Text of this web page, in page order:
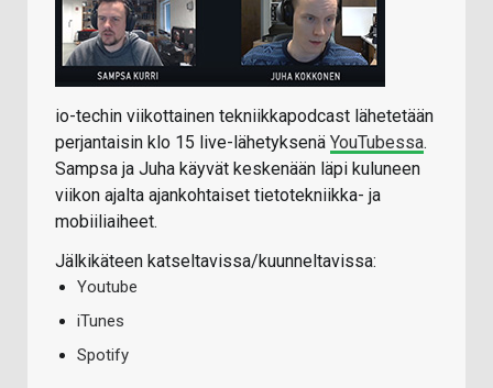
io-techin viikottainen tekniikkapodcast lähetetään
perjantaisin klo 15 live-lähetyksenä YouTubessa.
Sampsa ja Juha käyvät keskenään läpi kuluneen
viikon ajalta ajankohtaiset tietotekniikka- ja
mobiiliaiheet.
Jälkikäteen katseltavissa/kuunneltavissa:
Youtube
iTunes
Spotify